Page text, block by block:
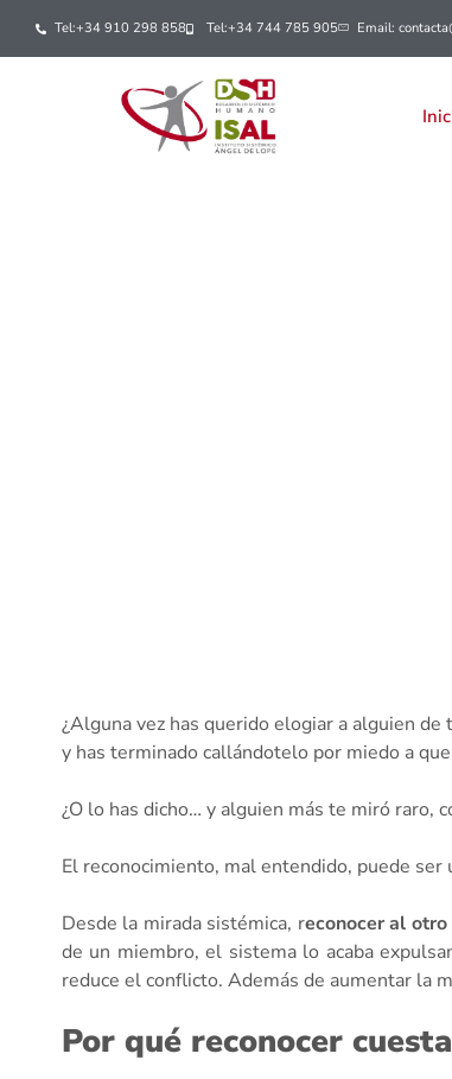
Tel:+34 910 298 858 Tel:+34 744 785 905 Email:
¿Alguna vez has querido elogiar a alguien
y has terminado callándotelo por miedo a
¿O lo has dicho… y alguien más te miró raro,
El reconocimiento, mal entendido, puede
Desde la mirada sistémica, reconocer al
de un miembro, el sistema lo acaba
reduce el conflicto. Además de aumentar la
Por qué reconocer